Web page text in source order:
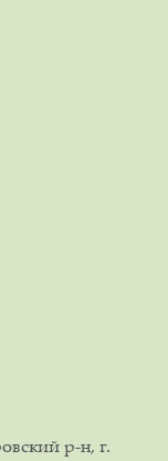
р-н, г.